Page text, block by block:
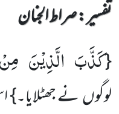
تفسیر : ‎صراط الجنان
{كَذَّبَ الَّذِیْنَ
لوگوں نے